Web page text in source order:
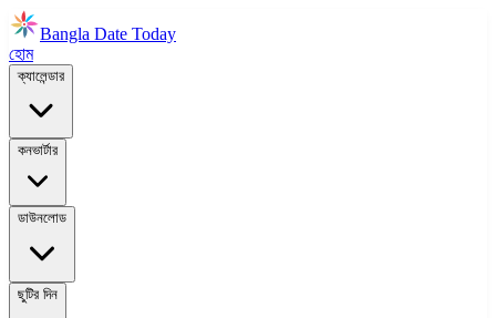
Bangla Date Today
হোম
ক্যালেন্ডার
কনভার্টার
ডাউনলোড
ছুটির দিন